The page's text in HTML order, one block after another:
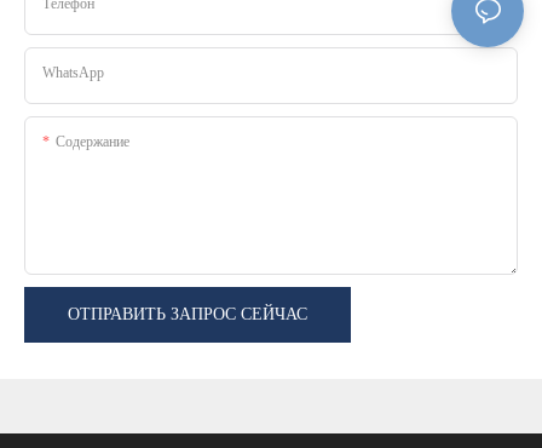
Телефон
WhatsApp
Содержание
ОТПРАВИТЬ ЗАПРОС СЕЙЧАС